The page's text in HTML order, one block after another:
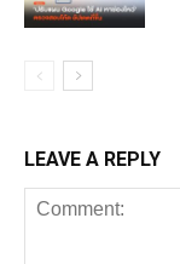
LEAVE A REPLY